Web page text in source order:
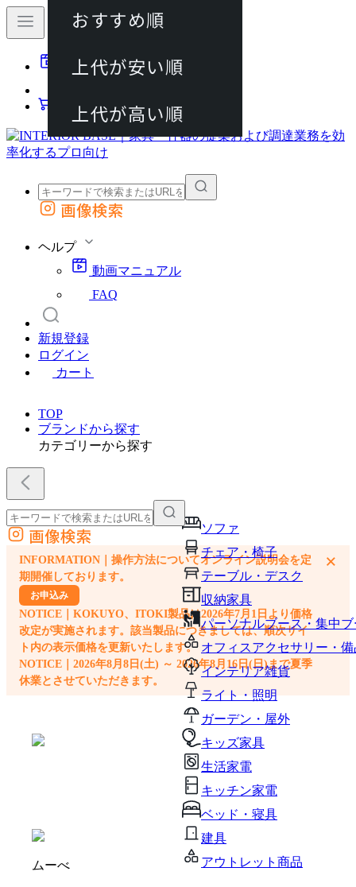
動画マニュアル
カート
外部サイトの商品をカートに追加
画像検索
ヘルプ
動画マニュアル
FAQ
新規登録
ログイン
カート
TOP
ブランドから探す
カテゴリーから探す
ソファ
チェア・椅子
テーブル・デスク
収納家具
パーソナルブース・集中
オフィスアクセサリー・備
インテリア雑貨
ライト・照明
ガーデン・屋外
キッズ家具
生活家電
キッチン家電
ベッド・寝具
建具
アウトレット商品
外部サイトの商品をカートに追加
他のサイトで見つけた商品ページのURLを貼り付けて、カートに追加できます
画像検索
INFORMATION｜操作方法についてオンライン説明会を定
期開催しております。
お申込み
NOTICE｜KOKUYO、ITOKI製品は2026年7月1日より価格
改定が実施されます。該当製品につきましては、順次サイ
ト内の表示価格を更新いたします。
NOTICE｜2026年8月8日(土) ～ 2026年8月16日(日)まで夏季
休業とさせていただきます。
×
ムーべ
おすすめ順
上代が安い順
上代が高い順